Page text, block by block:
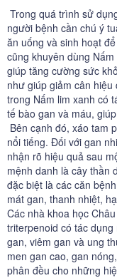
Trong quá trình sử
người bệnh cần chú ý
ăn uống và sinh hoạt
cũng khuyên dùng
giúp tăng cường sức
như giúp giảm cân
trong Nấm lim xanh có
tế bào gan và máu,
Bên cạnh đó, xáo tam
nổi tiếng. Đối với gan
nhận rõ hiệu quả sau
mệnh danh là cây thần
đặc biệt là các căn
mát gan, thanh nhiệt,
Các nhà khoa học
triterpenoid có tác
gan, viêm gan và ung
men gan cao, gan
phân đều cho những